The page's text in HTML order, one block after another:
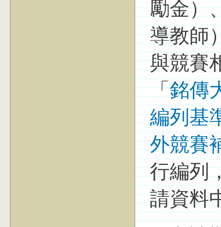
勵金）
導教師
與競賽
「銘傳
編列基
外競賽
行編列
請資料